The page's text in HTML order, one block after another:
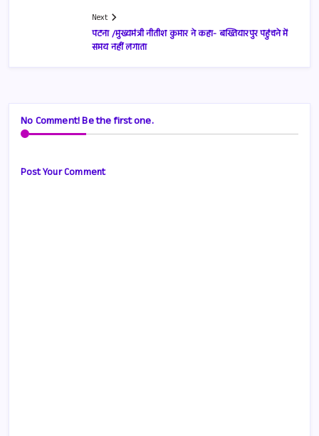
Next
पटना /मुख्यमंत्री नीतीश कुमार ने कहा- बख्तियारपुर पहुंचने में
समय नहीं लगाता
No Comment! Be the first one.
Post Your Comment